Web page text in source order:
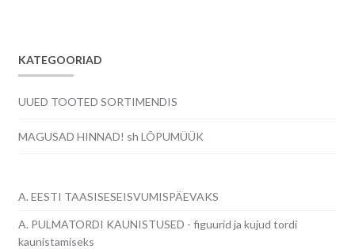
KATEGOORIAD
UUED TOOTED SORTIMENDIS
MAGUSAD HINNAD! sh LÕPUMÜÜK
A. EESTI TAASISESEISVUMISPÄEVAKS
A. PULMATORDI KAUNISTUSED - figuurid ja kujud tordi
kaunistamiseks